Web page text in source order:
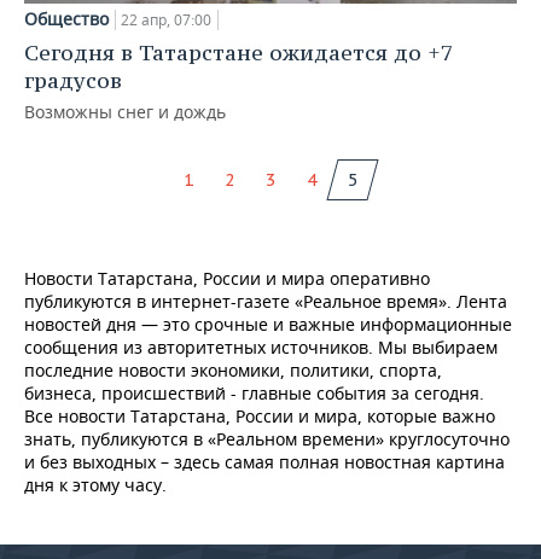
ВОДНЫЕ ВИДЫ СПОРТА
ХОККЕЙ С МЯЧОМ
ОБРАЗОВАНИЕ
ПРОИСШЕСТВИЯ
Общество 22 апр, 07:00
Сегодня в Татарстане ожидается до +7
градусов
Возможны снег и дождь
1 2 3 4 5
Новости Татарстана, России и мира оперативно
публикуются в интернет-газете «Реальное время». Лента
новостей дня — это срочные и важные информационные
сообщения из авторитетных источников. Мы выбираем
последние новости экономики, политики, спорта,
бизнеса, происшествий - главные события за сегодня.
Все новости Татарстана, России и мира, которые важно
знать, публикуются в «Реальном времени» круглосуточно
и без выходных – здесь самая полная новостная картина
дня к этому часу.